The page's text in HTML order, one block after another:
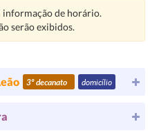
informação de horário.
serão exibidos.
3º decanato domicílio